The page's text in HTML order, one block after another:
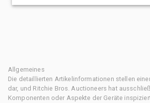
Allgemeines
Die detaillierten Artikelinformationen stellen
dar, und Ritchie Bros. Auctioneers hat
Komponenten oder Aspekte der Geräte